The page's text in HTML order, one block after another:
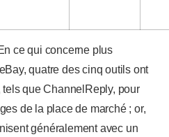
ce qui concerne plus
quatre des cinq outils ont
que ChannelReply, pour
de la place de marché ; or,
généralement avec un